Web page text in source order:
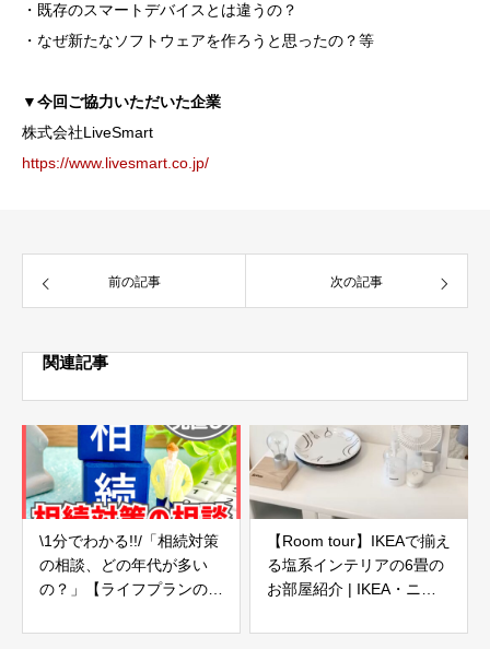
・既存のスマートデバイスとは違うの？
・なぜ新たなソフトウェアを作ろうと思ったの？等
▼今回ご協力いただいた企業
株式会社LiveSmart
https://www.livesmart.co.jp/
前の記事 次の記事
関連記事
\1分でわかる!!/「相続対策
の相談、どの年代が多い
の？」【ライフプランの見
【Room tour】IKEAで揃え
る塩系インテリアの6畳の
お部屋紹介 | IKEA・ニト